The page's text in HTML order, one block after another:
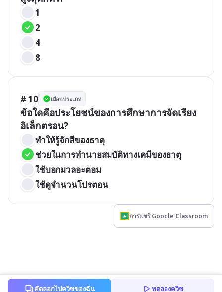
1
2
4
8
# 10 เลือกประเภท
ข้อใดคือประโยชน์ของการศึกษาการจัดเรียง
อิเล็กตรอน?
ทำให้รู้จักสีของธาตุ
ช่วยในการทำนายสมบัติทางเคมีของธาตุ
ใช้บอกมวลอะตอม
ใช้ดูจำนวนโปรตอน
การแชร์ Google Classroom
คัดลอกไปควิซของฉัน ทดลองควิซ